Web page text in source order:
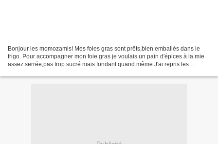
Bonjour les momozamis! Mes foies gras sont prêts,bien emballés dans le
frigo. Pour accompagner mon foie gras je voulais un pain d'épices à la mie
assez serrée,pas trop sucré mais fondant quand même J'ai repris les